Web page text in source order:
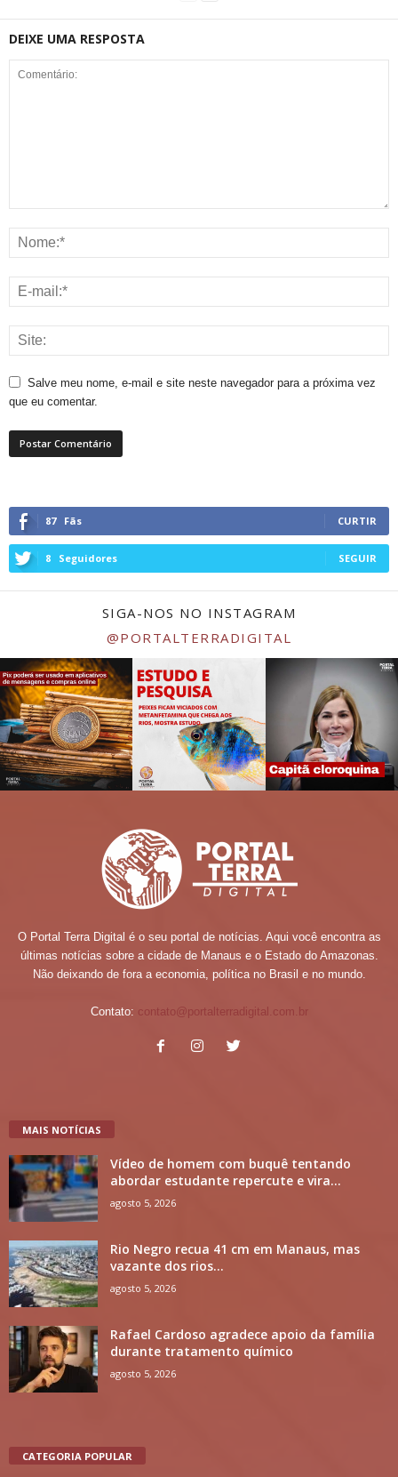
DEIXE UMA RESPOSTA
Salve meu nome, e-mail e site neste navegador para a próxima vez
que eu comentar.
87 Fãs CURTIR
8 Seguidores SEGUIR
SIGA-NOS NO INSTAGRAM
@PORTALTERRADIGITAL
O Portal Terra Digital é o seu portal de notícias. Aqui você encontra as
últimas notícias sobre a cidade de Manaus e o Estado do Amazonas.
Não deixando de fora a economia, política no Brasil e no mundo.
Contato: contato@portalterradigital.com.br
MAIS NOTÍCIAS
Vídeo de homem com buquê tentando
abordar estudante repercute e vira...
agosto 5, 2026
Rio Negro recua 41 cm em Manaus, mas
vazante dos rios...
agosto 5, 2026
Rafael Cardoso agradece apoio da família
durante tratamento químico
agosto 5, 2026
CATEGORIA POPULAR